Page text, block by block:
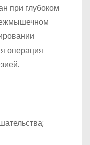
при глубоком
операция